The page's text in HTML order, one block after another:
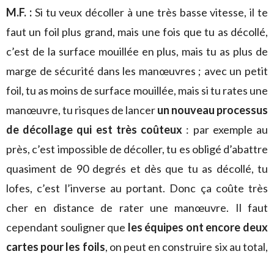
M.F. :Si tu veux décoller à une très basse vitesse, il te
faut un foil plus grand, mais une fois que tu as décollé,
c’est de la surface mouillée en plus, mais tu as plus de
marge de sécurité dans les manœuvres ; avec un petit
foil, tu as moins de surface mouillée, mais si tu rates une
manœuvre, tu risques de lancerun nouveau processus
de décollage qui est très coûteux : par exemple au
près, c’est impossible de décoller, tu es obligé d’abattre
quasiment de 90 degrés et dès que tu as décollé, tu
lofes, c’est l’inverse au portant. Donc ça coûte très
cher en distance de rater une manœuvre. Il faut
cependant souligner que les équipes ont encore deux
cartes pour les foils, on peut en construire six au total,